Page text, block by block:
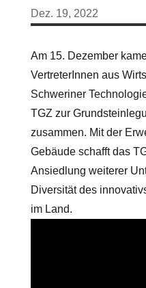
Dez. 19, 2022
Am 15. Dezember
VertreterInnen aus
Schweriner
TGZ zur
zusammen. Mit der
Gebäude schafft das
Ansiedlung weiterer
Diversität des
im Land.